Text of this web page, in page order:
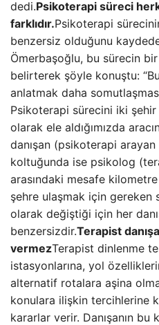
dedi.Psikoterapi süreci
farklıdır.Psikoterapi
benzersiz olduğunu
Ömerbaşoğlu, bu sürecin
belirterek şöyle konuştu:
anlatmak daha
Psikoterapi sürecini iki
olarak ele aldığımızda
danışan (psikoterapi
koltuğunda ise psikolog
arasındaki mesafe
şehre ulaşmak için gereken
olarak değiştiği için her
benzersizdir.Terapist
vermezTerapist dinlenme
istasyonlarına, yol
alternatif rotalara aşina
konulara ilişkin tercihlerine
kararlar verir. Danışanın